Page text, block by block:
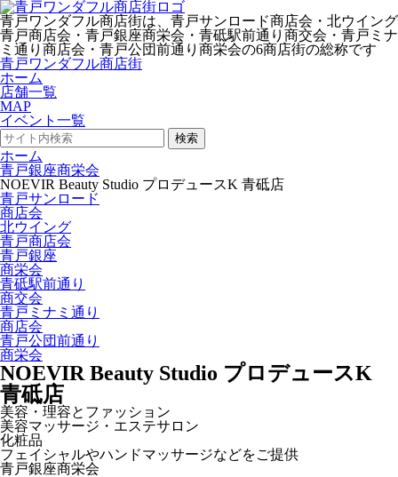
青戸ワンダフル商店街は、青戸サンロード商店会・北ウイング
青戸商店会・青戸銀座商栄会・青砥駅前通り商交会・青戸ミナ
ミ通り商店会・青戸公団前通り商栄会の6商店街の総称です
青戸ワンダフル商店街
ホーム
店舗一覧
MAP
イベント一覧
検索
ホーム
青戸銀座商栄会
NOEVIR Beauty Studio プロデュースK 青砥店
青戸サンロード
商店会
北ウイング
青戸商店会
青戸銀座
商栄会
青砥駅前通り
商交会
青戸ミナミ通り
商店会
青戸公団前通り
商栄会
NOEVIR Beauty Studio プロデュースK
青砥店
美容・理容とファッション
美容マッサージ・エステサロン
化粧品
フェイシャルやハンドマッサージなどをご提供
青戸銀座商栄会